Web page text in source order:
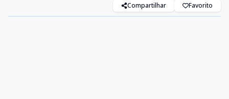
Compartilhar Favorito